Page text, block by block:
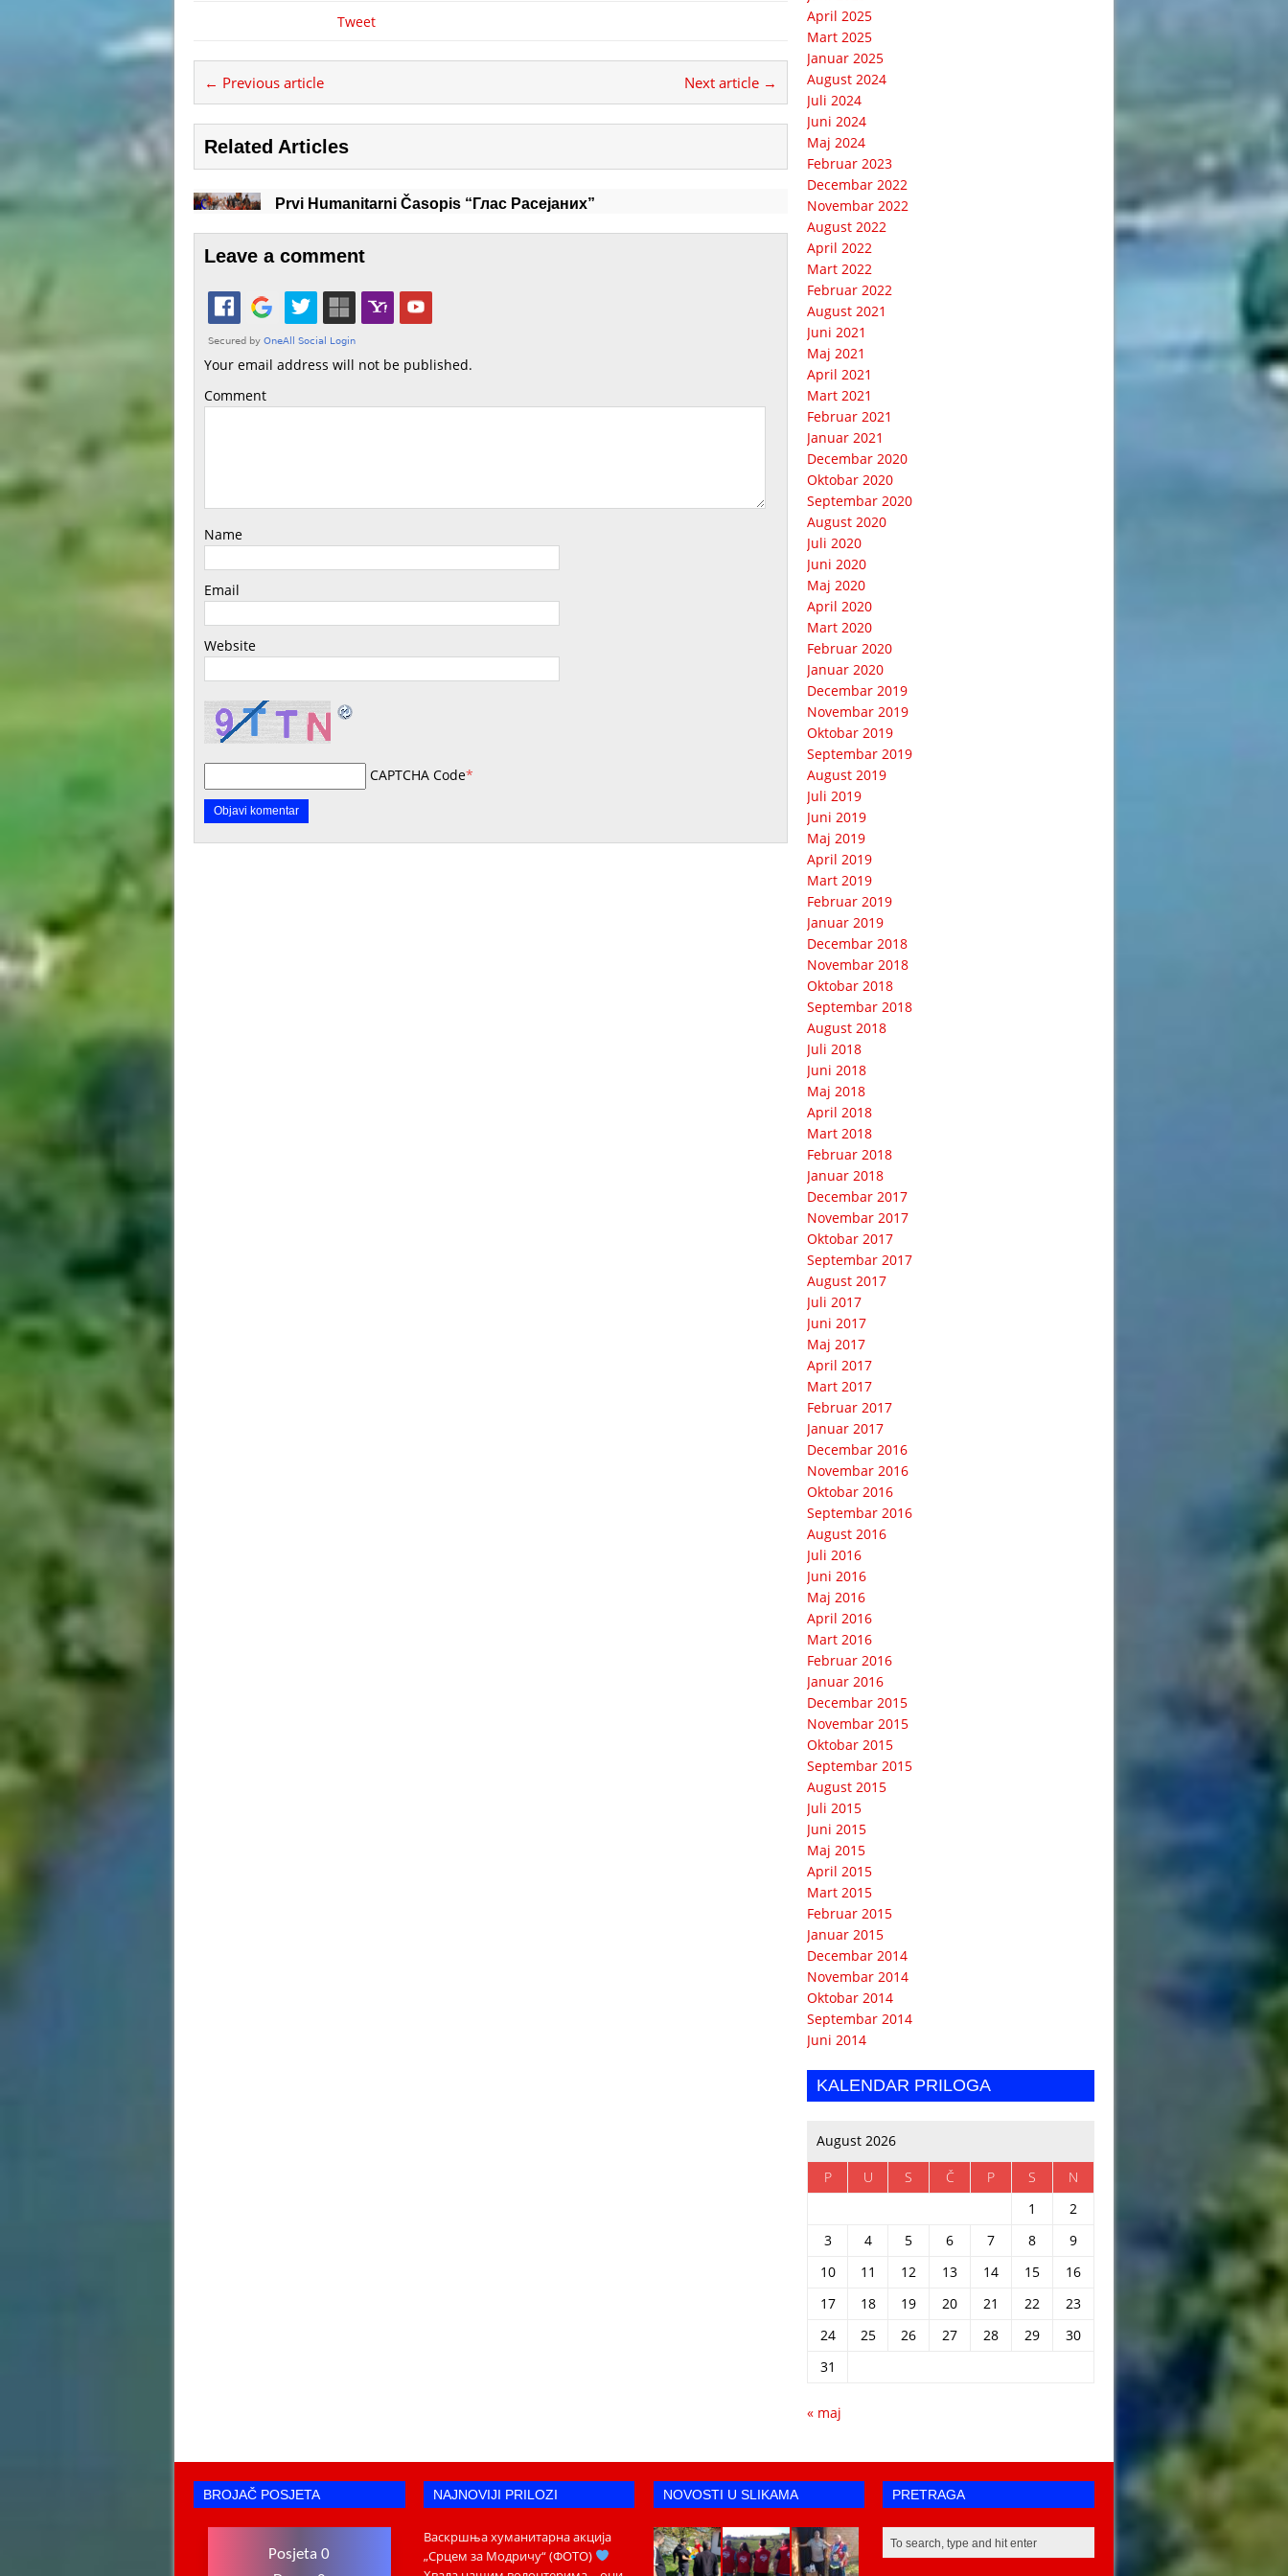
Tweet
← Previous article Next article →
Related Articles
Prvi Humanitarni Časopis “Глaс Рaсejaних”
Leave a comment
Your email address will not be published.
Comment
Name
Email
Website
CAPTCHA Code*
April 2025
Mart 2025
Januar 2025
August 2024
Juli 2024
Juni 2024
Maj 2024
Februar 2023
Decembar 2022
Novembar 2022
August 2022
April 2022
Mart 2022
Februar 2022
August 2021
Juni 2021
Maj 2021
April 2021
Mart 2021
Februar 2021
Januar 2021
Decembar 2020
Oktobar 2020
Septembar 2020
August 2020
Juli 2020
Juni 2020
Maj 2020
April 2020
Mart 2020
Februar 2020
Januar 2020
Decembar 2019
Novembar 2019
Oktobar 2019
Septembar 2019
August 2019
Juli 2019
Juni 2019
Maj 2019
April 2019
Mart 2019
Februar 2019
Januar 2019
Decembar 2018
Novembar 2018
Oktobar 2018
Septembar 2018
August 2018
Juli 2018
Juni 2018
Maj 2018
April 2018
Mart 2018
Februar 2018
Januar 2018
Decembar 2017
Novembar 2017
Oktobar 2017
Septembar 2017
August 2017
Juli 2017
Juni 2017
Maj 2017
April 2017
Mart 2017
Februar 2017
Januar 2017
Decembar 2016
Novembar 2016
Oktobar 2016
Septembar 2016
August 2016
Juli 2016
Juni 2016
Maj 2016
April 2016
Mart 2016
Februar 2016
Januar 2016
Decembar 2015
Novembar 2015
Oktobar 2015
Septembar 2015
August 2015
Juli 2015
Juni 2015
Maj 2015
April 2015
Mart 2015
Februar 2015
Januar 2015
Decembar 2014
Novembar 2014
Oktobar 2014
Septembar 2014
Juni 2014
KALENDAR PRILOGA
August 2026
P
U S Č P S
N
1
2
3
4 5 6 7 8
9
10
11 12 13 14 15
16
17
18 19 20 21 22
23
24
25 26 27 28 29
30
31
« maj
BROJAČ POSJETA
Posjeta 0
NAJNOVIJI PRILOZI
Васкршња хуманитарна акција
„Срцем за Модричу“ (ФОТО)
NOVOSTI U SLIKAMA PRETRAGA